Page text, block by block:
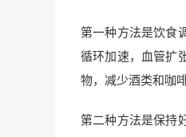
第一种方法是饮食
循环加速，血管扩
物，减少酒类和咖
第二种方法是保持